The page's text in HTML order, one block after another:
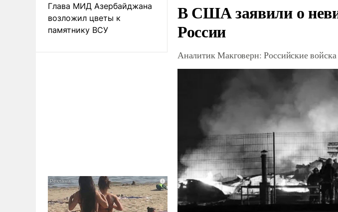
Глава МИД Азербайджана
возложил цветы к
памятнику ВСУ
В США заявили о
России
Аналитик Макговерн: Российские